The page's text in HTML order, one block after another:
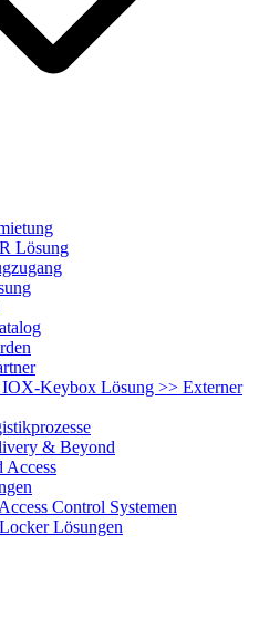
Lösung
Keybox Lösung >> Externer
& Beyond
Access
Control Systemen
Lösungen